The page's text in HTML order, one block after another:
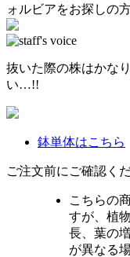
ォルビアをお探しの
抜いた際の株はかな
い…!!
鉢単体はこちら
ご注文前にご確認く
こちらの
すが、植
長、葉の
が異なる